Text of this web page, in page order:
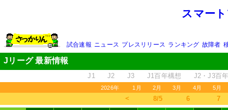
スマー
試合速報 ニュース プレスリリース ランキング 故障者
Jリーグ 最新情報
J1 J2 J3 J1百年構想 J2・J3百
2026年 1月 2月 3月 4月 5月
＜ 8/5 6 7